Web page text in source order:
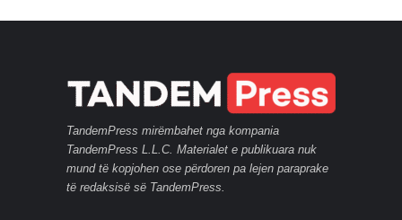
TandemPress mirëmbahet nga kompania
TandemPress L.L.C. Materialet e publikuara nuk
mund të kopjohen ose përdoren pa lejen paraprake
të redaksisë së TandemPress.